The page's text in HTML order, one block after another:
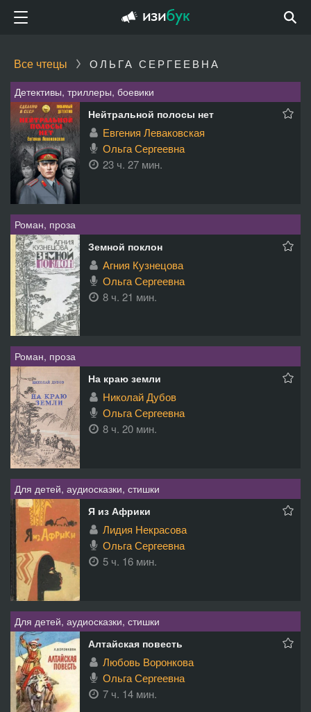
Все чтецы ОЛЬГА СЕРГЕЕВНА
Детективы, триллеры, боевики
Нейтральной полосы нет
Евгения Леваковская
Ольга Сергеевна
23 ч. 27 мин.
Роман, проза
Земной поклон
Агния Кузнецова
Ольга Сергеевна
8 ч. 21 мин.
Роман, проза
На краю земли
Николай Дубов
Ольга Сергеевна
8 ч. 20 мин.
Для детей, аудиосказки, стишки
Я из Африки
Лидия Некрасова
Ольга Сергеевна
5 ч. 16 мин.
Для детей, аудиосказки, стишки
Алтайская повесть
Любовь Воронкова
Ольга Сергеевна
7 ч. 14 мин.